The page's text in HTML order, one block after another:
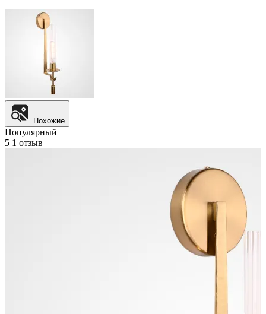
Похожие
Популярный
5 1 отзыв